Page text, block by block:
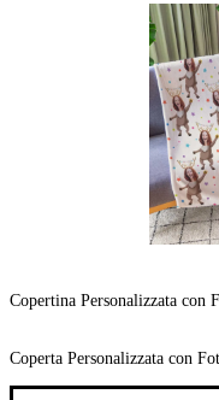
Copertina Personalizzata con
Coperta Personalizzata con